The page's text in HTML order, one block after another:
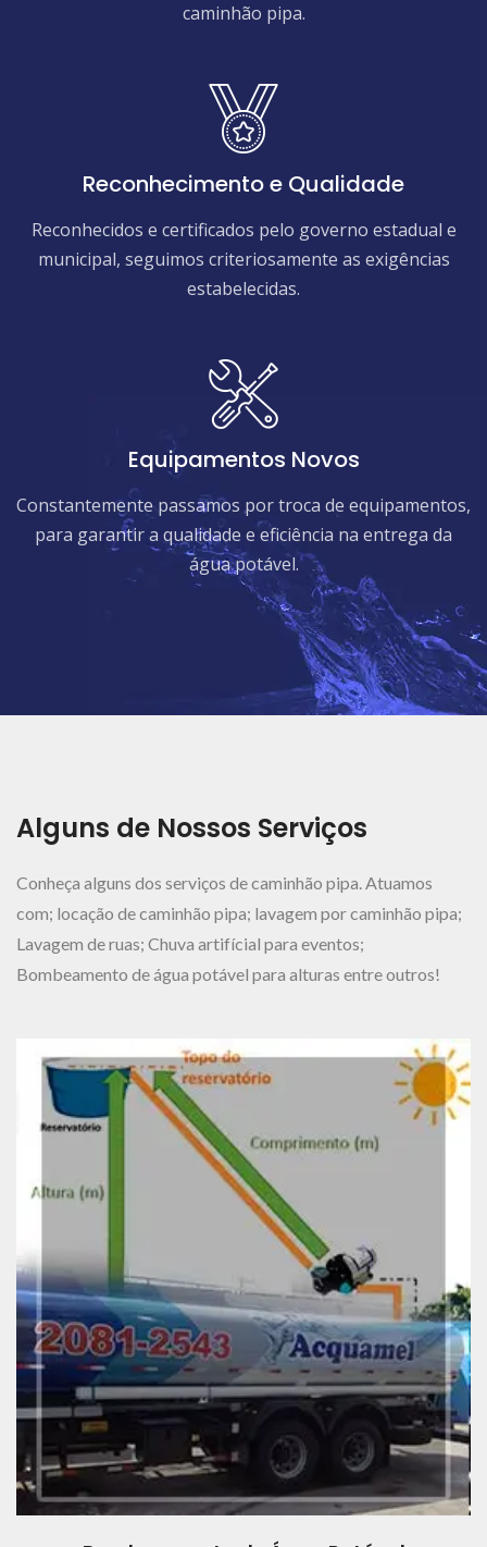
caminhão pipa.
Reconhecimento e Qualidade
Reconhecidos e certificados pelo governo estadual e
municipal, seguimos criteriosamente as exigências
estabelecidas.
Equipamentos Novos
Constantemente passamos por troca de equipamentos,
para garantir a qualidade e eficiência na entrega da
água potável.
Alguns de Nossos Serviços
Conheça alguns dos serviços de caminhão pipa. Atuamos
com; locação de caminhão pipa; lavagem por caminhão pipa;
Lavagem de ruas; Chuva artifícial para eventos;
Bombeamento de água potável para alturas entre outros!